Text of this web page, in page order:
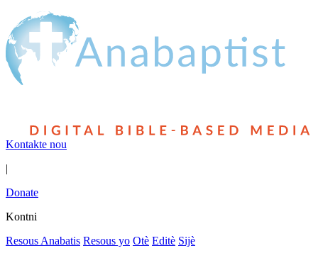
Kontakte nou
|
Donate
Kontni
Resous Anabatis Resous yo Otè Editè Sijè